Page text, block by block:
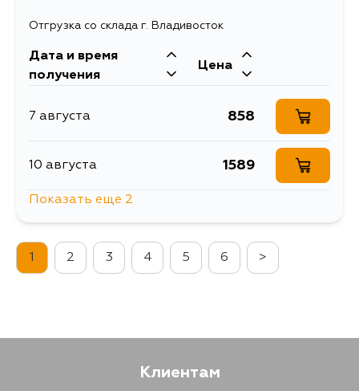
Отгрузка со склада г. Владивосток
Дата и время
получения
Цена
7 августа 858
10 августа 1589
4 сентября
Показать еще 2
1 2 3 4 5 6 >
Клиентам